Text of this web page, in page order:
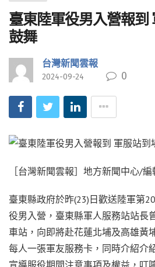
臺東陸軍役男入營報到
鼓舞
台灣新聞雲報
2024-09-24 0
［台灣新聞雲報］地方新聞中心/編
臺東縣政府於昨(23)日歡送陸軍第
役男入營，臺東縣軍人服務站站長
車站，向即將赴花蓮北埔及高雄黃
每人一張軍友服務卡，同時介紹介
宣導服役期間注意事項及權益，叮